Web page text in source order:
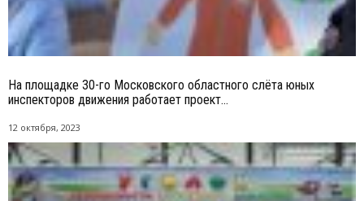
На площадке 30-го Московского областного слёта юных
инспекторов движения работает проект...
12 октября, 2023